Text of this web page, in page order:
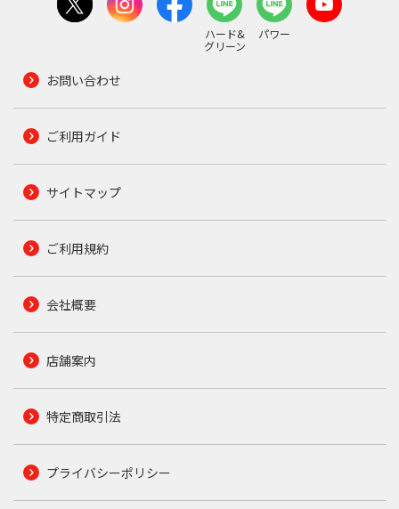
ハード&
グリーン
パワー
お問い合わせ
ご利用ガイド
サイトマップ
ご利用規約
会社概要
店舗案内
特定商取引法
プライバシーポリシー